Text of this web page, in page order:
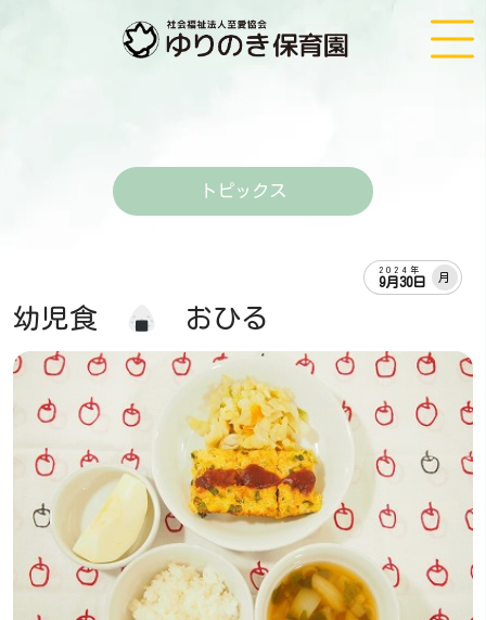
トピックス
2024年
9月30日 月
幼児食 おひる